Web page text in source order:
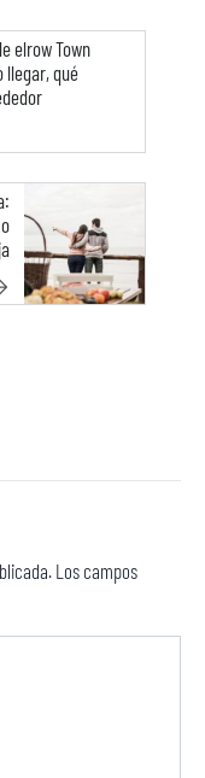
elrow Town
llegar, qué
Los campos